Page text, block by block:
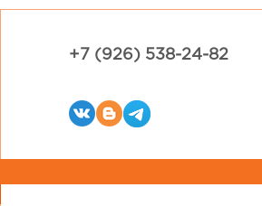
+7 (926) 538-24-82